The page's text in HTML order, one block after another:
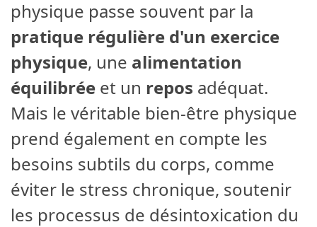
physique passe souvent par la
pratique régulière d'un exercice
physique, une alimentation
équilibrée et un repos adéquat.
Mais le véritable bien-être physique
prend également en compte les
besoins subtils du corps, comme
éviter le stress chronique, soutenir
les processus de désintoxication du